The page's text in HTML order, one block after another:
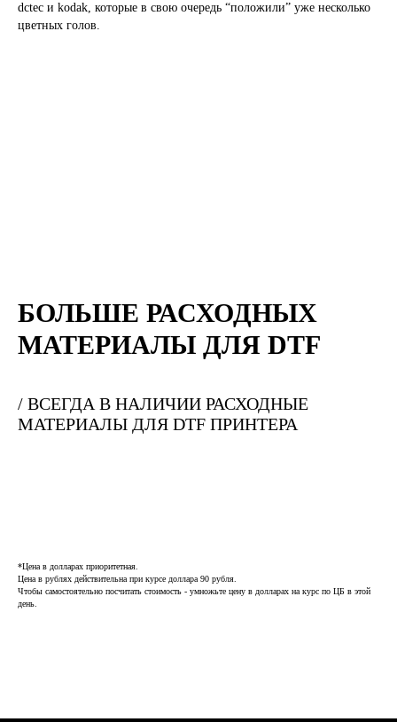
dctec и kodak, которые в свою очередь “положили” уже несколько
цветных голов.
БОЛЬШЕ РАСХОДНЫХ
МАТЕРИАЛЫ ДЛЯ DTF
/ ВСЕГДА В НАЛИЧИИ РАСХОДНЫЕ
МАТЕРИАЛЫ ДЛЯ DTF ПРИНТЕРА
*Цена в долларах приоритетная.
Цена в рублях действительна при курсе доллара 90 рубля.
Чтобы самостоятельно посчитать стоимость - умножьте цену в долларах на курс по ЦБ в этой
день.
+7 831 437 89 06
Заполняя форму, вы даете согласие на
обработку персональных данных и
ЗАКАЗАТЬ ЗВОНОК